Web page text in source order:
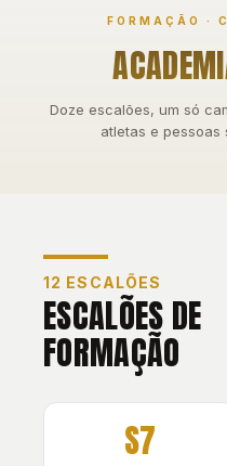
FORMAÇÃO ·
Doze escalões, um só
atletas e pessoas
12 ESCALÕES
ESCALÕES DE
FORMAÇÃO
S7